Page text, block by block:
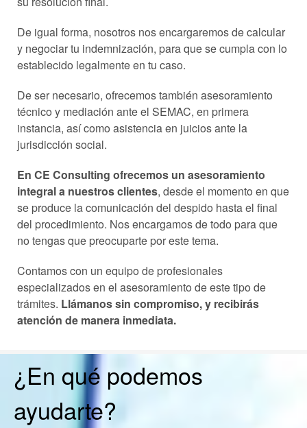
De igual forma, nosotros nos encargaremos de calcular
y negociar tu indemnización, para que se cumpla con lo
establecido legalmente en tu caso.
De ser necesario, ofrecemos también asesoramiento
técnico y mediación ante el SEMAC, en primera
instancia, así como asistencia en juicios ante la
jurisdicción social.
En CE Consulting ofrecemos un asesoramiento
integral a nuestros clientes, desde el momento en que
se produce la comunicación del despido hasta el final
del procedimiento. Nos encargamos de todo para que
no tengas que preocuparte por este tema.
Contamos con un equipo de profesionales
especializados en el asesoramiento de este tipo de
trámites. Llámanos sin compromiso, y recibirás
atención de manera inmediata.
¿En qué podemos
ayudarte?